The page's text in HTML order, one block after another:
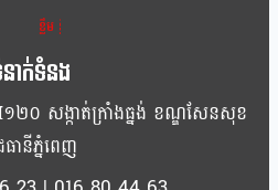
ខ្លឹម ខ្លី រហ័ស
ាក់ទំនង
២០ សង្កាត់ក្រាំងធ្នង់ ខណ្ឌសែនសុខ
ធានីភ្នំពេញ